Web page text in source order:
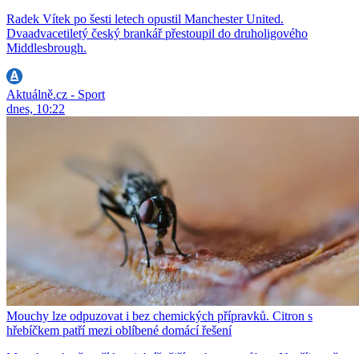
Radek Vítek po šesti letech opustil Manchester United.
Dvaadvacetiletý český brankář přestoupil do druholigového
Middlesbrough.
Aktuálně.cz - Sport
dnes, 10:22
Mouchy lze odpuzovat i bez chemických přípravků. Citron s
hřebíčkem patří mezi oblíbené domácí řešení